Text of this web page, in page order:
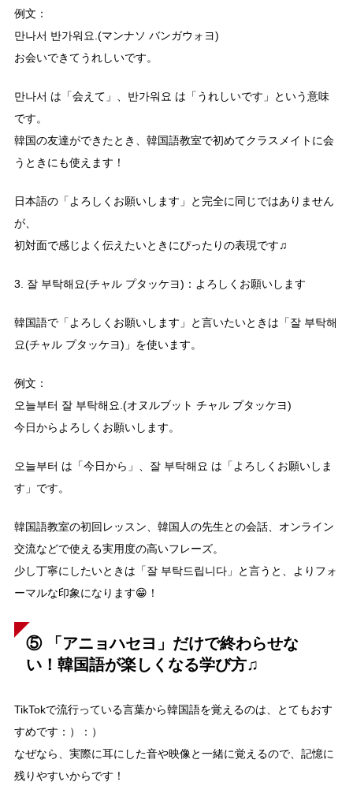
例文：
만나서 반가워요.(マンナソ バンガウォヨ)
お会いできてうれしいです。
만나서 は「会えて」、반가워요 は「うれしいです」という意味
です。
韓国の友達ができたとき、韓国語教室で初めてクラスメイトに会
うときにも使えます！
日本語の「よろしくお願いします」と完全に同じではありません
が、
初対面で感じよく伝えたいときにぴったりの表現です♫
3. 잘 부탁해요(チャル プタッケヨ)：よろしくお願いします
韓国語で「よろしくお願いします」と言いたいときは「잘 부탁해
요(チャル プタッケヨ)」を使います。
例文：
오늘부터 잘 부탁해요.(オヌルブット チャル プタッケヨ)
今日からよろしくお願いします。
오늘부터 は「今日から」、잘 부탁해요 は「よろしくお願いしま
す」です。
韓国語教室の初回レッスン、韓国人の先生との会話、オンライン
交流などで使える実用度の高いフレーズ。
少し丁寧にしたいときは「잘 부탁드립니다」と言うと、よりフォ
ーマルな印象になります😁！
⑤
「アニョハセヨ」だけで終わらせな
い！韓国語が楽しくなる学び方♫
TikTokで流行っている言葉から韓国語を覚えるのは、とてもおす
すめです：）：）
なぜなら、実際に耳にした音や映像と一緒に覚えるので、記憶に
残りやすいからです！